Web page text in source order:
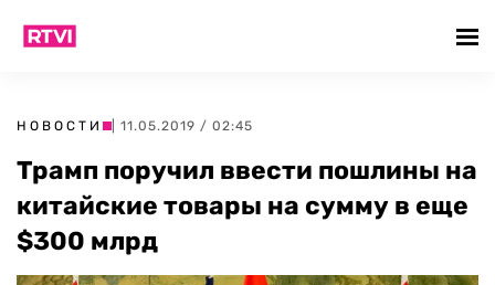
НОВОСТИ | 11.05.2019 / 02:45
Трамп поручил ввести пошлины на
китайские товары на сумму в еще
$300 млрд